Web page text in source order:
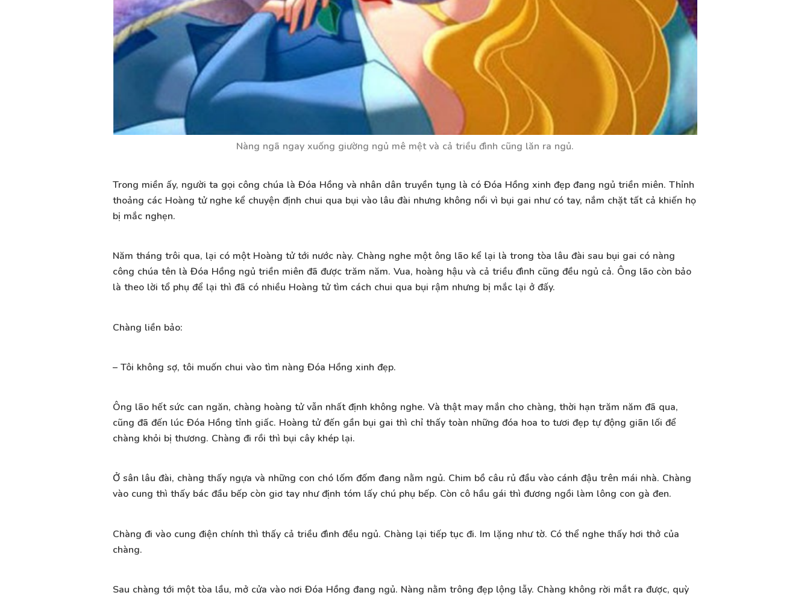
Nàng ngã ngay xuống giường ngủ mê mệt và cả triều đình cũng lăn ra ngủ.
Trong miền ấy, người ta gọi công chúa là Đóa Hồng và nhân dân truyền tụng là có Đóa Hồng xinh đẹp đang ngủ triền miên. Thỉnh
thoảng các Hoàng tử nghe kể chuyện định chui qua bụi vào lâu đài nhưng không nổi vì bụi gai như có tay, nắm chặt tất cả khiến họ
bị mắc nghẹn.
Năm tháng trôi qua, lại có một Hoàng tử tới nước này. Chàng nghe một ông lão kể lại là trong tòa lâu đài sau bụi gai có nàng
công chúa tên là Đóa Hồng ngủ triền miên đã được trăm năm. Vua, hoàng hậu và cả triều đình cũng đều ngủ cả. Ông lão còn bảo
là theo lời tổ phụ để lại thì đã có nhiều Hoàng tử tìm cách chui qua bụi rậm nhưng bị mắc lại ở đấy.
Chàng liền bảo:
– Tôi không sợ, tôi muốn chui vào tìm nàng Đóa Hồng xinh đẹp.
Ông lão hết sức can ngăn, chàng hoàng tử vẫn nhất định không nghe. Và thật may mắn cho chàng, thời hạn trăm năm đã qua,
cũng đã đến lúc Đóa Hồng tỉnh giấc. Hoàng tử đến gần bụi gai thì chỉ thấy toàn những đóa hoa to tươi đẹp tự động giãn lối để
chàng khỏi bị thương. Chàng đi rồi thì bụi cây khép lại.
Ở sân lâu đài, chàng thấy ngựa và những con chó lốm đốm đang nằm ngủ. Chim bồ câu rủ đầu vào cánh đậu trên mái nhà. Chàng
vào cung thì thấy bác đầu bếp còn giơ tay như định tóm lấy chú phụ bếp. Còn cô hầu gái thì đương ngồi làm lông con gà đen.
Chàng đi vào cung điện chính thì thấy cả triều đình đều ngủ. Chàng lại tiếp tục đi. Im lặng như tờ. Có thể nghe thấy hơi thở của
chàng.
Sau chàng tới một tòa lầu, mở cửa vào nơi Đóa Hồng đang ngủ. Nàng nằm trông đẹp lộng lẫy. Chàng không rời mắt ra được, quỳ